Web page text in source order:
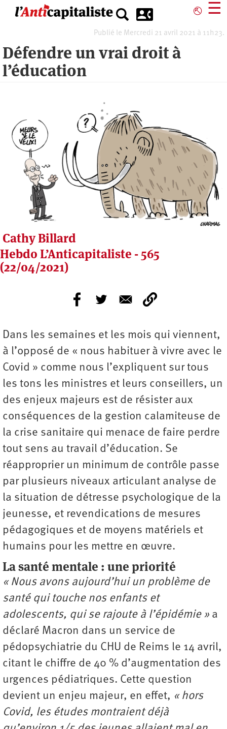
⎋ ☰
Publié le Mercredi 21 avril 2021 à 11h23.
Défendre un vrai droit à
l’éducation
Cathy Billard
Hebdo L’Anticapitaliste - 565
(22/04/2021)
Dans les semaines et les mois qui viennent,
à l’opposé de « nous habituer à vivre avec le
Covid » comme nous l’expliquent sur tous
les tons les ministres et leurs conseillers, un
des enjeux majeurs est de résister aux
conséquences de la gestion calamiteuse de
la crise sanitaire qui menace de faire perdre
tout sens au travail d’éducation. Se
réapproprier un minimum de contrôle passe
par plusieurs niveaux articulant analyse de
la situation de détresse psychologique de la
jeunesse, et revendications de mesures
pédagogiques et de moyens matériels et
humains pour les mettre en œuvre.
La santé mentale : une priorité
« Nous avons aujourd’hui un problème de
santé qui touche nos enfants et
adolescents, qui se rajoute à l’épidémie » a
déclaré Macron dans un service de
pédopsychiatrie du CHU de Reims le 14 avril,
citant le chiffre de 40 % d’augmentation des
urgences pédiatriques. Cette question
devient un enjeu majeur, en effet, « hors
Covid, les études montraient déjà